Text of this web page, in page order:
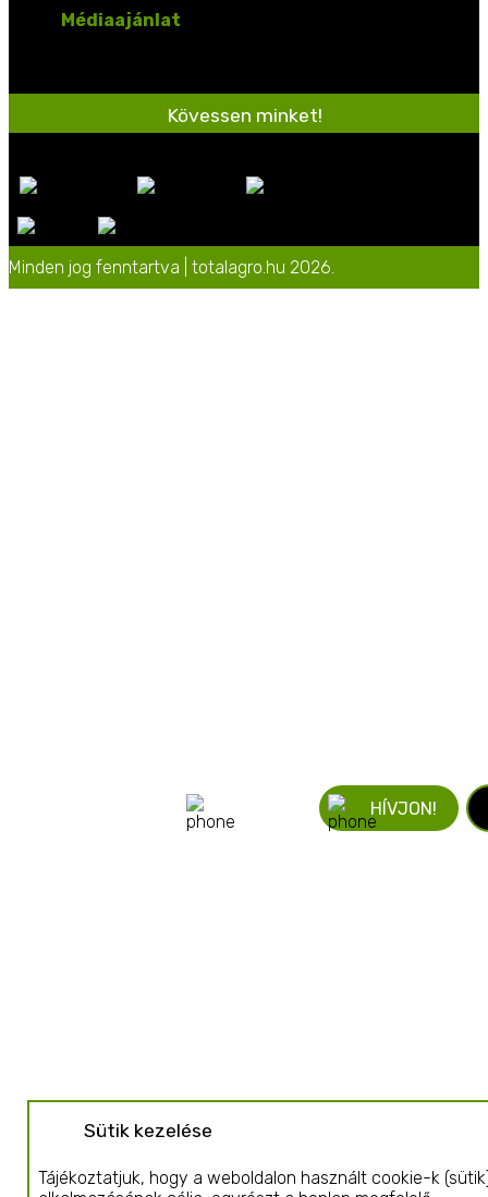
HÍVJON!
Médiaajánlat
Kövessen minket!
Minden jog fenntartva | totalagro.hu 2026.
Sütik kezelése
Tájékoztatjuk, hogy a weboldalon használt cookie-k